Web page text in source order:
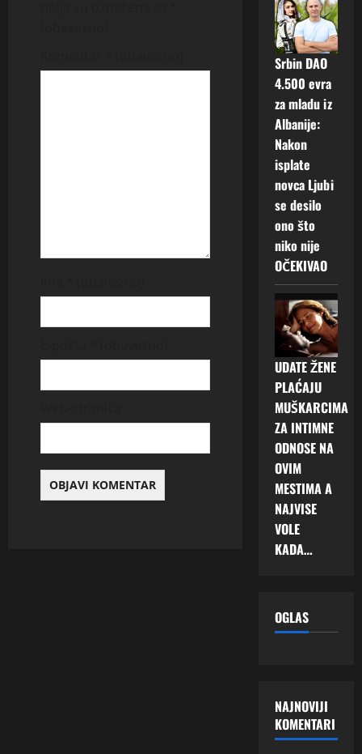
Srbin DAO
4.500 evra
za mladu iz
Albanije:
Nakon
isplate
novca Ljubi
se desilo
ono što
niko nije
OČEKIVAO
UDATE ŽENE
PLAĆAJU
MUŠKARCIMA
ZA INTIMNE
ODNOSE NA
OVIM
MESTIMA A
NAJVISE
VOLE
KADA…
OGLAS
NAJNOVIJI
KOMENTARI